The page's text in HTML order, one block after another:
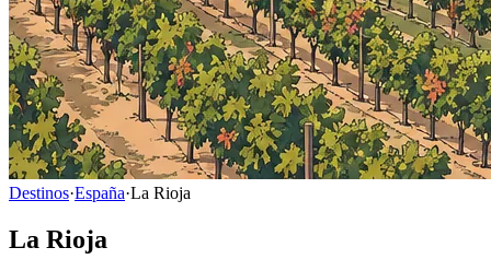
Destinos·España·La Rioja
La Rioja